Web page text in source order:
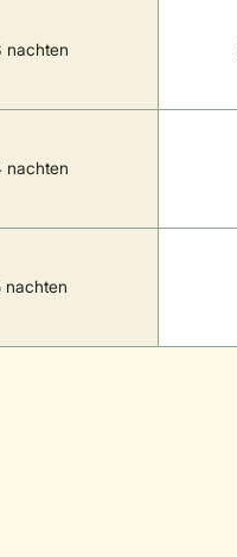
nachten
nachten
nachten